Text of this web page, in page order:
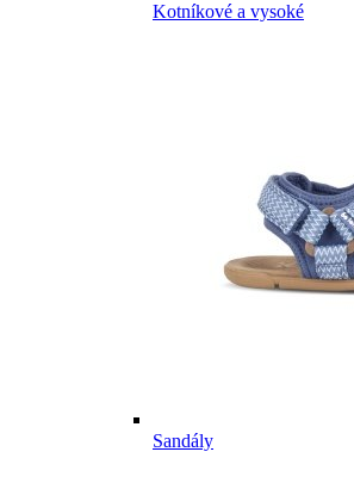
Kotníkové a vysoké
Sandály